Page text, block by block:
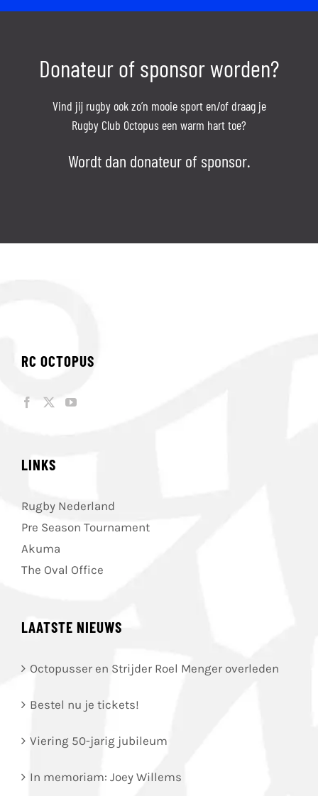
Donateur of sponsor worden?
Vind jij rugby ook zo’n mooie sport en/of draag je
Rugby Club Octopus een warm hart toe?
Wordt dan donateur of sponsor.
RC OCTOPUS
LINKS
Rugby Nederland
Pre Season Tournament
Akuma
The Oval Office
LAATSTE NIEUWS
Octopusser en Strijder Roel Menger overleden
Bestel nu je tickets!
Viering 50-jarig jubileum
In memoriam: Joey Willems